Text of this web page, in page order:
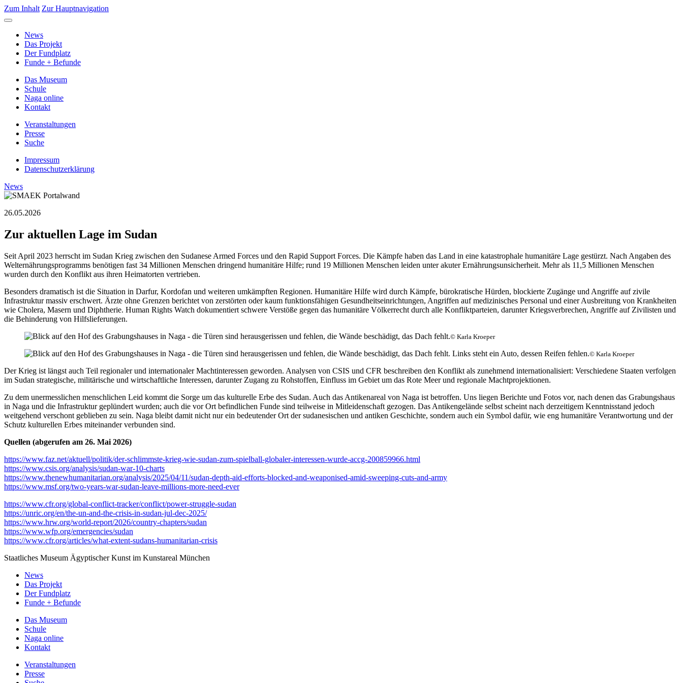
Zum Inhalt Zur Hauptnavigation
News
Das Projekt
Der Fundplatz
Funde + Befunde
Das Museum
Schule
Naga online
Kontakt
Veranstaltungen
Presse
Suche
Impressum
Datenschutzerklärung
News
26.05.2026
Zur aktuellen Lage im Sudan
Seit April 2023 herrscht im Sudan Krieg zwischen den Sudanese Armed Forces und den Rapid Support Forces. Die Kämpfe haben das Land in eine katastrophale humanitäre Lage gestürzt. Nach Angaben des
Welternährungsprogramms benötigen fast 34 Millionen Menschen dringend humanitäre Hilfe; rund 19 Millionen Menschen leiden unter akuter Ernährungsunsicherheit. Mehr als 11,5 Millionen Menschen
wurden durch den Konflikt aus ihren Heimatorten vertrieben.
Besonders dramatisch ist die Situation in Darfur, Kordofan und weiteren umkämpften Regionen. Humanitäre Hilfe wird durch Kämpfe, bürokratische Hürden, blockierte Zugänge und Angriffe auf zivile
Infrastruktur massiv erschwert. Ärzte ohne Grenzen berichtet von zerstörten oder kaum funktionsfähigen Gesundheitseinrichtungen, Angriffen auf medizinisches Personal und einer Ausbreitung von Krankheiten
wie Cholera, Masern und Diphtherie. Human Rights Watch dokumentiert schwere Verstöße gegen das humanitäre Völkerrecht durch alle Konfliktparteien, darunter Kriegsverbrechen, Angriffe auf Zivilisten und
die Behinderung von Hilfslieferungen.
© Karla Kroeper
© Karla Kroeper
Der Krieg ist längst auch Teil regionaler und internationaler Machtinteressen geworden. Analysen von CSIS und CFR beschreiben den Konflikt als zunehmend internationalisiert: Verschiedene Staaten verfolgen
im Sudan strategische, militärische und wirtschaftliche Interessen, darunter Zugang zu Rohstoffen, Einfluss im Gebiet um das Rote Meer und regionale Machtprojektionen.
Zu dem unermesslichen menschlichen Leid kommt die Sorge um das kulturelle Erbe des Sudan. Auch das Antikenareal von Naga ist betroffen. Uns liegen Berichte und Fotos vor, nach denen das Grabungshaus
in Naga und die Infrastruktur geplündert wurden; auch die vor Ort befindlichen Funde sind teilweise in Mitleidenschaft gezogen. Das Antikengelände selbst scheint nach derzeitigem Kenntnisstand jedoch
weitgehend verschont geblieben zu sein. Naga bleibt damit nicht nur ein bedeutender Ort der sudanesischen und antiken Geschichte, sondern auch ein Symbol dafür, wie eng humanitäre Verantwortung und der
Schutz kulturellen Erbes miteinander verbunden sind.
Quellen (abgerufen am 26. Mai 2026)
https://www.faz.net/aktuell/politik/der-schlimmste-krieg-wie-sudan-zum-spielball-globaler-interessen-wurde-accg-200859966.html
https://www.csis.org/analysis/sudan-war-10-charts
https://www.thenewhumanitarian.org/analysis/2025/04/11/sudan-depth-aid-efforts-blocked-and-weaponised-amid-sweeping-cuts-and-army
https://www.msf.org/two-years-war-sudan-leave-millions-more-need-ever
https://www.cfr.org/global-conflict-tracker/conflict/power-struggle-sudan
https://unric.org/en/the-un-and-the-crisis-in-sudan-jul-dec-2025/
https://www.hrw.org/world-report/2026/country-chapters/sudan
https://www.wfp.org/emergencies/sudan
https://www.cfr.org/articles/what-extent-sudans-humanitarian-crisis
Staatliches Museum Ägyptischer Kunst im Kunstareal München
News
Das Projekt
Der Fundplatz
Funde + Befunde
Das Museum
Schule
Naga online
Kontakt
Veranstaltungen
Presse